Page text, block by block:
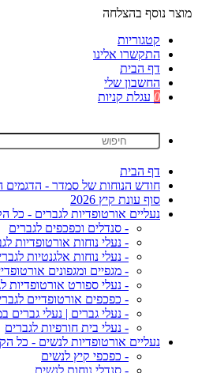
מוצר נוסף בהצלחה
קטגוריות
התקשרו אלינו
דף הבית
החשבון שלי
0 עגלת קניות
דף הבית
חודש הנוחות של סמדר - הדגמים
סוף עונת קיץ 2026
נעליים אורטופדיות לגברים - כל
- סנדלים וכפכפים לגברים
- נעלי נוחות אורטופדיות
- נעלי נוחות אלגנטיות
- מגפיים ומגפונים
- נעלי ספורט אורטופדיות
- כפכפים אורטופדיים
- נעלי גברים | נעלי גברים
- נעלי בית חורפיות לגברים
נעליים אורטופדיות לנשים - כל
- כפכפי קיץ לנשים
- סנדלי נוחות לנשים